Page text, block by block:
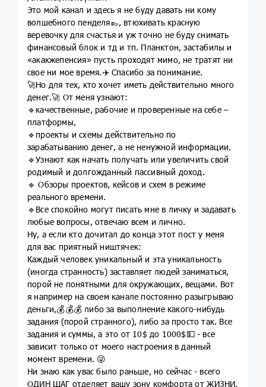
Это мой канал и здесь я не буду давать ни кому
волшебного пенделя👞, втюхивать красную
веревочку для счастья и уж точно не буду снимать
финансовый блок и тд и тп. Планктон, застабилы и
«акакжепенсия» пусть проходят мимо, не тратят ни
свое ни мое время.✈️ Спасибо за понимание.
🚀Но для тех, кто хочет иметь действительно много
денег.🚀 От меня узнают:
🔹качественные, рабочие и проверенные на себе –
платформы,
🔹проекты и схемы действительно по
зарабатыванию денег, а не ненужной информации.
🔹Узнают как начать получать или увеличить свой
родимый и долгожданный пассивный доход.
🔹 Обзоры проектов, кейсов и схем в режиме
реального времени.
🔹Все спокойно могут писать мне в личку и задавать
любые вопросы, отвечаю всем и лично.
Ну, а если кто дочитал до конца этот пост у меня
для вас приятный ништячек:
Каждый человек уникальный и эта уникальность
(иногда странность) заставляет людей заниматься,
порой не понятными для окружающих, вещами. Вот
я например на своем канале постоянно разыгрываю
деньги,💰💰💰 либо за выполнение какого-нибудь
задания (порой странного), либо за просто так. Все
задания и суммы, а это от 10$ до 1000$💵 - все
зависит только от моего настроения в данный
момент времени. 😜
Ни знаю как увас было раньше, но сейчас - всего
ОДИН ШАГ отделяет вашу зону комфорта от ЖИЗНИ.